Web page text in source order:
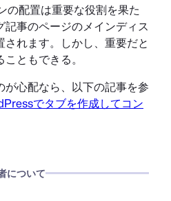
の配置は重要な役割を果た
事のページのメインディス
れます。しかし、重要だと
ともできる。
が心配なら、以下の記事を参
でタブを作成してコン
について